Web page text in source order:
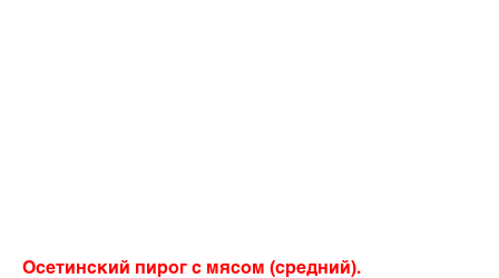
Осетинский пирог с мясом (средний).